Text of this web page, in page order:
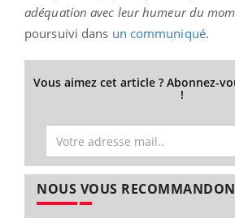
adéquation avec leur humeur du
poursuivi dans un communiqué.
Vous aimez cet article ? Abonnez-
!
NOUS VOUS